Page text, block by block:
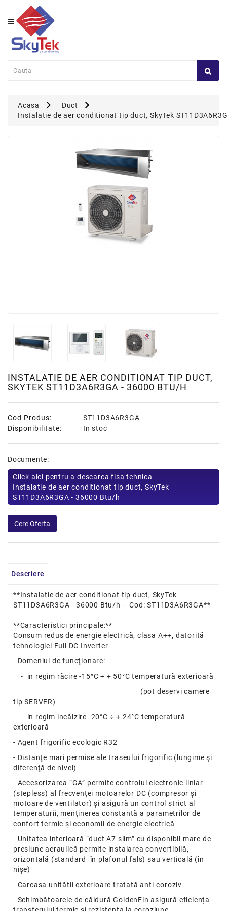
Category
Perete
Consola
Duct
Caseta
Acasa
Duct
Instalatie de aer conditionat tip duct, SkyTek
INSTALATIE DE AER CONDITIONAT TIP DUCT,
SKYTEK ST11D3A6R3GA - 36000 BTU/H
Cod Produs:
ST11D3A6R3GA
Disponibilitate:
In stoc
Documente:
Click aici pentru a descarca fisa tehnica
Instalatie de aer conditionat tip duct, SkyTek
ST11D3A6R3GA - 36000 Btu/h
Descriere
**Instalatie de aer conditionat tip duct, SkyTek
ST11D3A6R3GA - 36000 Btu/h – Cod: ST11D3A6R3GA**
**Caracteristici principale:**
Consum redus de energie electrică, clasa A++, datorită
tehnologiei Full DC Inverter
- Domeniul de funcţionare:
- in regim răcire -15°C ÷ + 50°C temperatură exterioară
(pot deservi camere
tip SERVER)
- in regim incălzire -20°C ÷ + 24°C temperatură
exterioară
- Agent frigorific ecologic R32
- Distanţe mari permise ale traseului frigorific (lungime şi
diferenţă de nivel)
- Accesorizarea “GA” permite controlul electronic liniar
(stepless) al frecvenței motoarelor DC (compresor și
motoare de ventilator) și asigură un control strict al
temperaturii, menținerea constantă a parametrilor de
confort termic și economii de energie electrică
- Unitatea interioară “duct A7 slim” cu disponibil mare de
presiune aeraulică permite instalarea convertibilă,
orizontală (standard în plafonul fals) sau verticală (în
nișe)
- Carcasa unitătii exterioare tratată anti-coroziv
- Schimbătoarele de căldură GoldenFin asigură eficiența